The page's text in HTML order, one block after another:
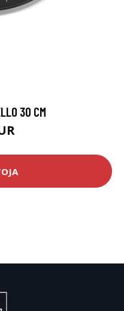
30 CM